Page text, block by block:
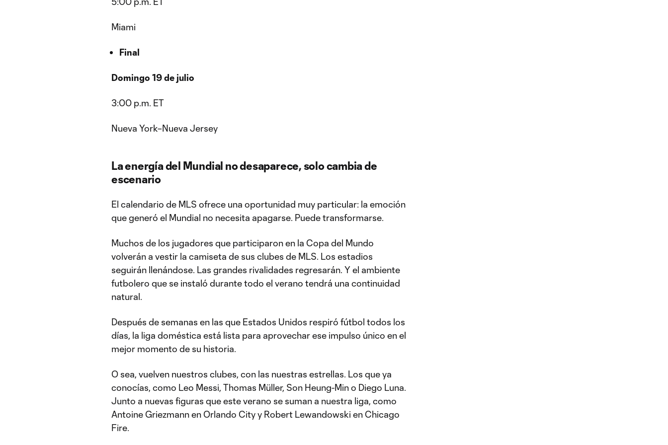
Miami
Final
Domingo 19 de julio
3:00 p.m. ET
Nueva York–Nueva Jersey
La energía del Mundial no desaparece, solo cambia de
escenario
El calendario de MLS ofrece una oportunidad muy particular: la emoción
que generó el Mundial no necesita apagarse. Puede transformarse.
Muchos de los jugadores que participaron en la Copa del Mundo
volverán a vestir la camiseta de sus clubes de MLS. Los estadios
seguirán llenándose. Las grandes rivalidades regresarán. Y el ambiente
futbolero que se instaló durante todo el verano tendrá una continuidad
natural.
Después de semanas en las que Estados Unidos respiró fútbol todos los
días, la liga doméstica está lista para aprovechar ese impulso único en el
mejor momento de su historia.
O sea, vuelven nuestros clubes, con las nuestras estrellas. Los que ya
conocías, como Leo Messi, Thomas Müller, Son Heung-Min o Diego Luna.
Junto a nuevas figuras que este verano se suman a nuestra liga, como
Antoine Griezmann en Orlando City y Robert Lewandowski en Chicago
Fire.